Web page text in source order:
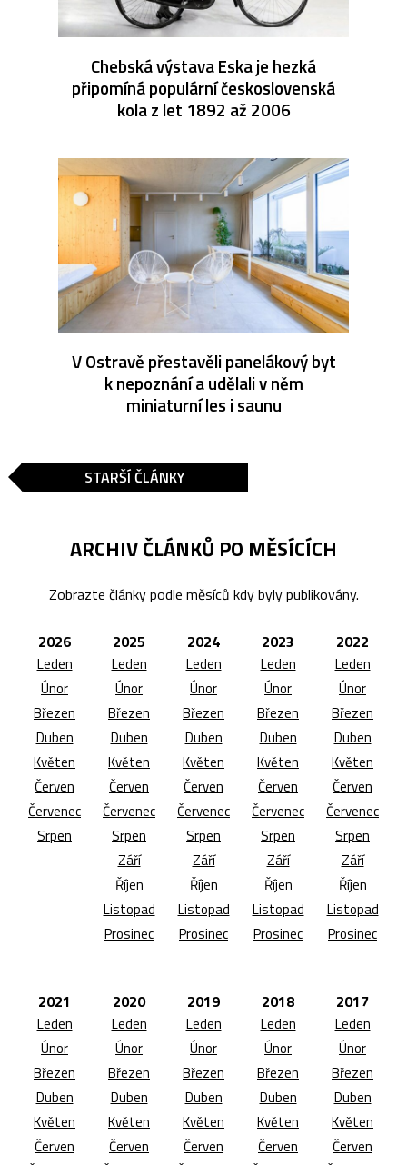
Chebská výstava Eska je hezká
připomíná populární československá
kola z let 1892 až 2006
V Ostravě přestavěli panelákový byt
k nepoznání a udělali v něm
miniaturní les i saunu
STARŠÍ ČLÁNKY
ARCHIV ČLÁNKŮ PO MĚSÍCÍCH
Zobrazte články podle měsíců kdy byly publikovány.
2026
Leden
Únor
Březen
Duben
Květen
Červen
Červenec
Srpen
2025
Leden
Únor
Březen
Duben
Květen
Červen
Červenec
Srpen
Září
Říjen
Listopad
Prosinec
2024
Leden
Únor
Březen
Duben
Květen
Červen
Červenec
Srpen
Září
Říjen
Listopad
Prosinec
2023
Leden
Únor
Březen
Duben
Květen
Červen
Červenec
Srpen
Září
Říjen
Listopad
Prosinec
2022
Leden
Únor
Březen
Duben
Květen
Červen
Červenec
Srpen
Září
Říjen
Listopad
Prosinec
2021
Leden
Únor
Březen
Duben
Květen
Červen
2020
Leden
Únor
Březen
Duben
Květen
Červen
2019
Leden
Únor
Březen
Duben
Květen
Červen
2018
Leden
Únor
Březen
Duben
Květen
Červen
2017
Leden
Únor
Březen
Duben
Květen
Červen